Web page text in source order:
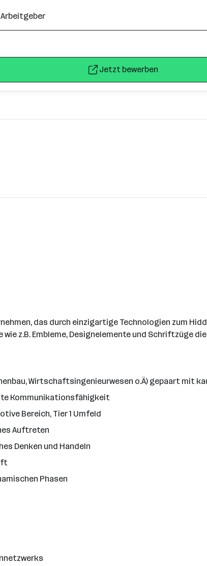
Arbeitgeber
Jetzt bewerben
das durch einzigartige Technologien zum
z.B. Embleme, Designelemente und Schriftzüge
Wirtschaftsingenieurwesen o.Ä) gepaart mit
Kommunikationsfähigkeit
Bereich, Tier 1 Umfeld
Auftreten
Denken und Handeln
Phasen